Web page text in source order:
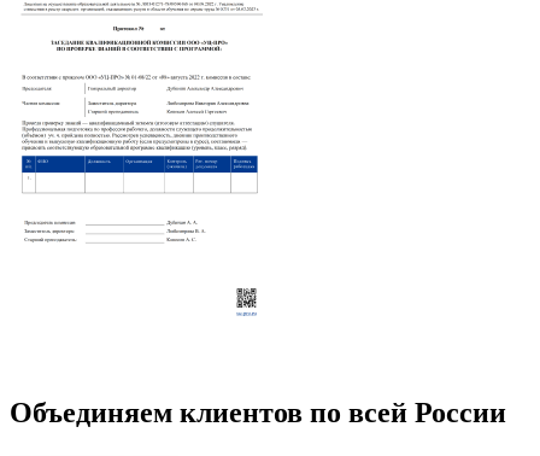
Объединяем клиентов по всей России